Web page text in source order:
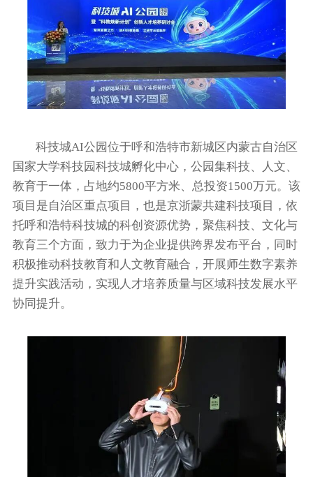
科技城AI公园位于呼和浩特市新城区内蒙古自治区
国家大学科技园科技城孵化中心，公园集科技、人文、
教育于一体，占地约5800平方米、总投资1500万元。该
项目是自治区重点项目，也是京浙蒙共建科技项目，依
托呼和浩特科技城的科创资源优势，聚焦科技、文化与
教育三个方面，致力于为企业提供跨界发布平台，同时
积极推动科技教育和人文教育融合，开展师生数字素养
提升实践活动，实现人才培养质量与区域科技发展水平
协同提升。